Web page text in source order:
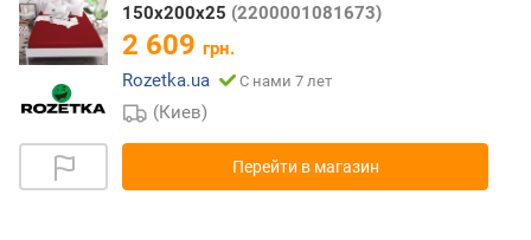
150х200х25 (2200001081673)
2 609 грн.
Rozetka.ua
С нами 7 лет
(Киев)
Перейти в магазин